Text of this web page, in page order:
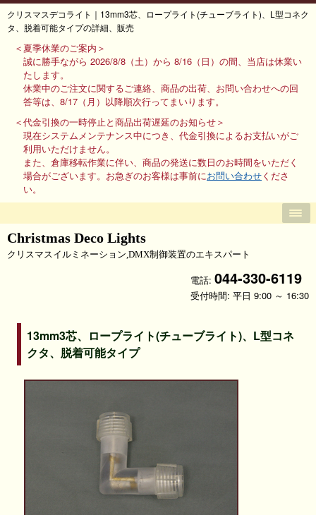
クリスマスデコライト｜13mm3芯、ロープライト(チューブライト)、L型コネク
タ、脱着可能タイプの詳細、販売
＜夏季休業のご案内＞
誠に勝手ながら 2026/8/8（土）から 8/16（日）の間、当店は休業い
たします。
休業中のご注文に関するご連絡、商品の出荷、お問い合わせへの回
答等は、8/17（月）以降順次行ってまいります。
＜代金引換の一時停止と商品出荷遅延のお知らせ＞
現在システムメンテナンス中につき、代金引換によるお支払いがご
利用いただけません。
また、倉庫移転作業に伴い、商品の発送に数日のお時間をいただく
場合がございます。お急ぎのお客様は事前にお問い合わせくださ
い。
Christmas Deco Lights
クリスマスイルミネーション,DMX制御装置のエキスパート
電話: 044-330-6119
受付時間: 平日 9:00 ～ 16:30
13mm3芯、ロープライト(チューブライト)、L型コネ
クタ、脱着可能タイプ